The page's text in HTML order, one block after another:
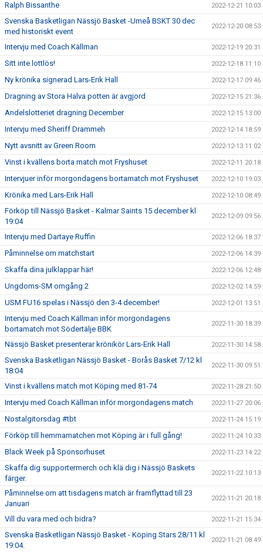
Ralph Bissanthe 2022-12-21 10:03
Svenska Basketligan Nässjö Basket -Umeå BSKT 30 dec
med historiskt event
2022-12-20 08:53
Intervju med Coach Källman 2022-12-19 20:31
Sitt inte lottlös! 2022-12-18 11:10
Ny krönika signerad Lars-Erik Hall 2022-12-17 09:46
Dragning av Stora Halva potten är avgjord 2022-12-15 21:36
Andelslotteriet dragning December 2022-12-15 13:00
Intervju med Sheriff Drammeh 2022-12-14 18:59
Nytt avsnitt av Green Room 2022-12-13 11:02
Vinst i kvällens borta match mot Fryshuset 2022-12-11 20:18
Intervjuer inför morgondagens bortamatch mot Fryshuset 2022-12-10 19:03
Krönika med Lars-Erik Hall 2022-12-10 08:49
Förköp till Nässjö Basket - Kalmar Saints 15 december kl
19:04
2022-12-09 09:56
Intervju med Dartaye Ruffin 2022-12-06 18:37
Påminnelse om matchstart 2022-12-06 14:39
Skaffa dina julklappar här! 2022-12-06 12:48
Ungdoms-SM omgång 2 2022-12-02 14:59
USM FU16 spelas i Nässjö den 3-4 december! 2022-12-01 13:51
Intervju med Coach Källman inför morgondagens
bortamatch mot Södertälje BBK
2022-11-30 18:39
Nässjö Basket presenterar krönikör Lars-Erik Hall 2022-11-30 14:58
Svenska Basketligan Nässjö Basket - Borås Basket 7/12 kl
18:04
2022-11-30 09:51
Vinst i kvällens match mot Köping med 81-74 2022-11-28 21:50
Intervju med Coach Källman inför morgondagens match 2022-11-27 20:06
Nostalgitorsdag #tbt 2022-11-24 15:19
Förköp till hemmamatchen mot Köping är i full gång! 2022-11-24 10:33
Black Week på Sponsorhuset 2022-11-23 14:22
Skaffa dig supportermerch och klä dig i Nässjö Baskets
färger.
2022-11-22 10:13
Påminnelse om att tisdagens match är framflyttad till 23
Januari
2022-11-21 20:18
Vill du vara med och bidra? 2022-11-21 15:34
Svenska Basketligan Nässjö Basket - Köping Stars 28/11 kl
19:04.
2022-11-21 08:49